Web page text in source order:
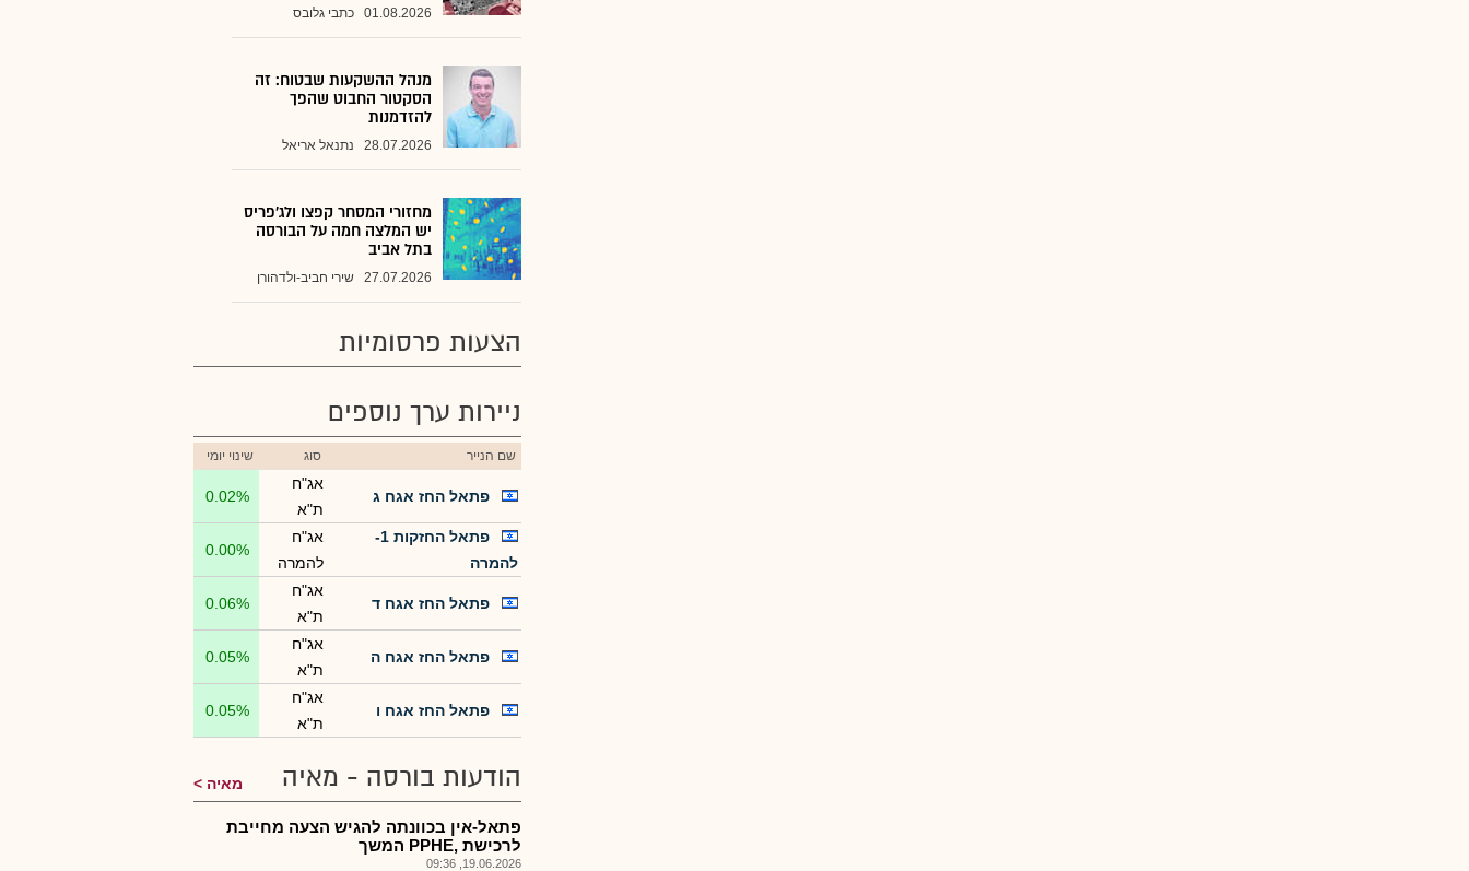
01.08.2026 כתבי גלובס
מנהל ההשקעות שבטוח: זה
הסקטור החבוט שהפך
להזדמנות
28.07.2026 נתנאל אריאל
מחזורי המסחר קפצו ולג'פריס
יש המלצה חמה על הבורסה
בתל אביב
27.07.2026 שירי חביב-ולדהורן
הצעות פרסומיות
ניירות ערך נוספים
שם הנייר סוג שינוי יומי
פתאל החז אגח ג
אג"ח
ת"א
0.02%
פתאל החזקות 1-
להמרה
אג"ח
להמרה
0.00%
פתאל החז אגח ד
אג"ח
ת"א
0.06%
פתאל החז אגח ה
אג"ח
ת"א
0.05%
פתאל החז אגח ו
אג"ח
ת"א
0.05%
הודעות בורסה - מאיה מאיה
פתאל-אין בכוונתה להגיש הצעה מחייבת
לרכישת ,PPHE המשך
19.06.2026, 09:36